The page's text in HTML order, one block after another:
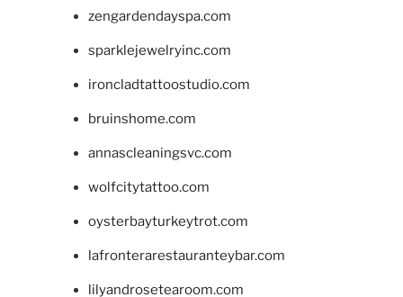
zengardendayspa.com
sparklejewelryinc.com
ironcladtattoostudio.com
bruinshome.com
annascleaningsvc.com
wolfcitytattoo.com
oysterbayturkeytrot.com
lafronterarestauranteybar.com
lilyandrosetearoom.com